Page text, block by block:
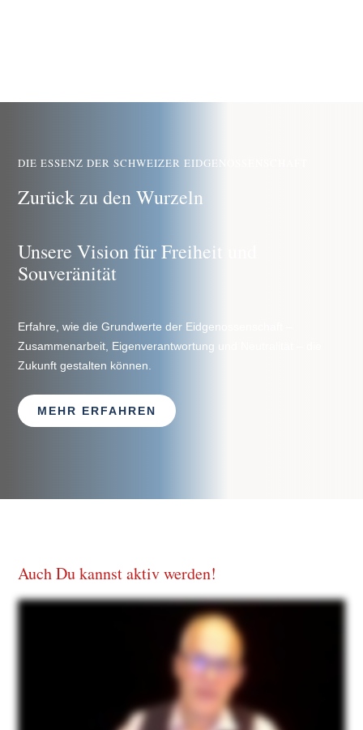
DIE ESSENZ DER SCHWEIZER EIDGENOSSENSCHAFT
Zurück zu den Wurzeln
Unsere Vision für Freiheit und
Souveränität
Erfahre, wie die Grundwerte der Eidgenossenschaft –
Zusammenarbeit, Eigenverantwortung und Neutralität – die
Zukunft gestalten können.
MEHR ERFAHREN
Auch Du kannst aktiv werden!